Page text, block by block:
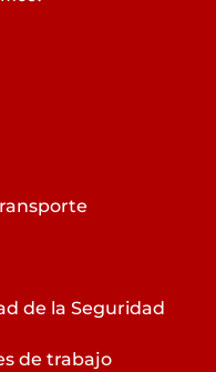
de la Seguridad
de trabajo